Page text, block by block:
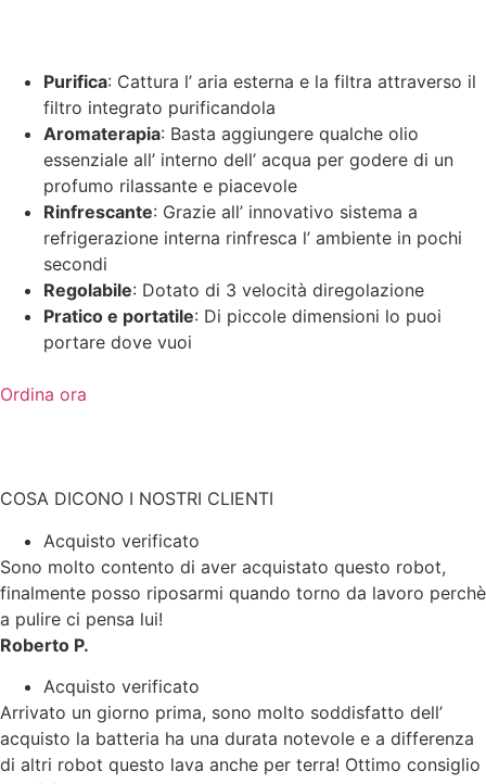
Purifica: Cattura l’ aria esterna e la filtra attraverso il
filtro integrato purificandola
Aromaterapia: Basta aggiungere qualche olio
essenziale all’ interno dell’ acqua per godere di un
profumo rilassante e piacevole
Rinfrescante: Grazie all’ innovativo sistema a
refrigerazione interna rinfresca l’ ambiente in pochi
secondi
Regolabile: Dotato di 3 velocità diregolazione
Pratico e portatile: Di piccole dimensioni lo puoi
portare dove vuoi
Ordina ora
COSA DICONO I NOSTRI CLIENTI
Acquisto verificato
Sono molto contento di aver acquistato questo robot,
finalmente posso riposarmi quando torno da lavoro perchè
a pulire ci pensa lui!
Roberto P.
Acquisto verificato
Arrivato un giorno prima, sono molto soddisfatto dell’
acquisto la batteria ha una durata notevole e a differenza
di altri robot questo lava anche per terra! Ottimo consiglio